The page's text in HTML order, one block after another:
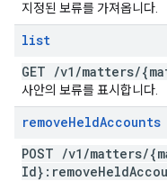
지정된 보류를 가져옵니다.
list
GET /v1 /matters/
사안의 보류를 표시합니다.
removeHeldAccounts
POST /v1 /matters/
Id}:removeHeld